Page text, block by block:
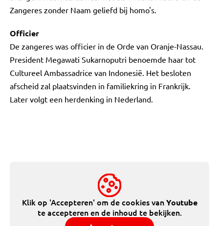
Zangeres zonder Naam geliefd bij homo's.
Officier
De zangeres was officier in de Orde van Oranje-Nassau.
President Megawati Sukarnoputri benoemde haar tot
Cultureel Ambassadrice van Indonesië. Het besloten
afscheid zal plaatsvinden in familiekring in Frankrijk.
Later volgt een herdenking in Nederland.
Klik op 'Accepteren' om de cookies vanYoutube
te accepteren en de inhoud te bekijken.